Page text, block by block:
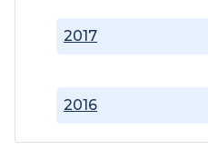
2016
2017